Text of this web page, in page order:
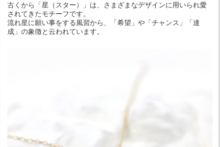
古くから「星（スター）」は、さまざまなデザインに用いられ愛
されてきたモチーフです。
流れ星に願い事をする風習から、「希望」や「チャンス」「達
成」の象徴と云われています。